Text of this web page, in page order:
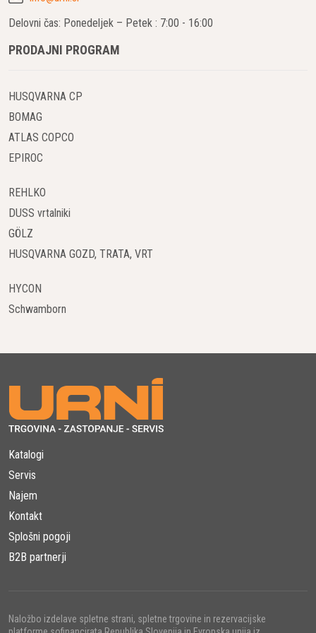
V središču delovanja vrtalnikov za kronsko vrtanje so
kot cev s segmenti, običajno izdelanimi iz diamantov ali
materialov, kot je beton.
Uporaba Diamantov ali Karbida:
Karbide Krone:
izbira, ki še vedno omogoča učinkovito vrtanje.
električni pogon. Ta vrsta pogona zagotavlja stabilno in
Hlajenje in Sistem za Odstranjevanje Prahu:
Zaradi intenzivne rabe, se vrtalniki močno segrejejo. Zato
so opremljeni s sistemi hlajenja, ki preprečujejo
pregrevanje. Sistemi za odstranjevanje prahu poskrbijo,
da delovno okolje ostane čisto.
Prednosti Uporabe Vrtalnikov za
Kronsko Vrtanje Betona:
Natančno Vrtanje:
Kronaste vrtalne krone omogočajo izjemno natančno
Hitrost in Učinkovitost:
Delovni čas: Ponedeljek – Petek : 7:00 - 16:00
PRODAJNI PROGRAM
HUSQVARNA CP
BOMAG
ATLAS COPCO
EPIROC
REHLKO
DUSS vrtalniki
GÖLZ
HUSQVARNA GOZD, TRATA, VRT
HYCON
Schwamborn
Katalogi
Servis
Najem
Kontakt
Splošni pogoji
B2B partnerji
Naložbo izdelave spletne strani, spletne trgovine in rezervacijske